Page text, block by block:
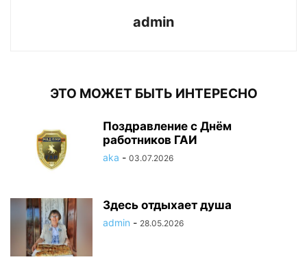
admin
ЭТО МОЖЕТ БЫТЬ ИНТЕРЕСНО
Поздравление с Днём
работников ГАИ
aka - 03.07.2026
Здесь отдыхает душа
admin - 28.05.2026